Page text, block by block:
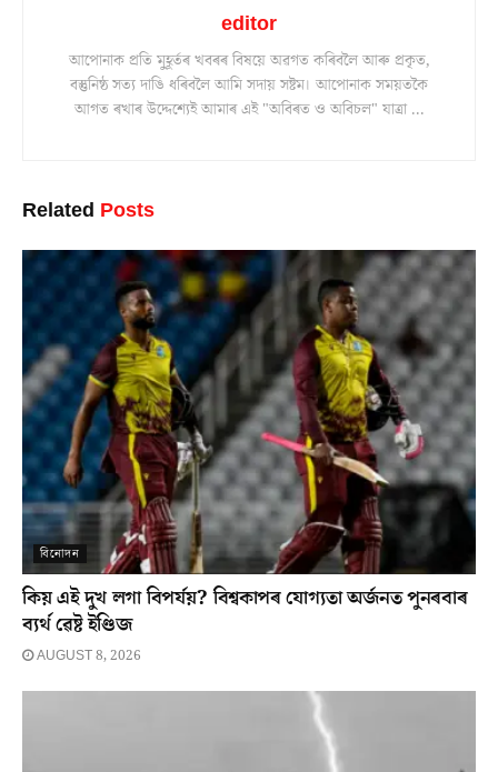
editor
আপোনাক প্ৰতি মুহূৰ্তৰ খবৰৰ বিষয়ে অৱগত কৰিবলৈ আৰু প্ৰকৃত,
বস্তুনিষ্ঠ সত্য দাঙি ধৰিবলৈ আমি সদায় সষ্টম। আপোনাক সময়তকৈ
আগত ৰখাৰ উদ্দেশ্যেই আমাৰ এই "অবিৰত ও অবিচল" যাত্ৰা ...
Related Posts
বিনোদন
কিয় এই দুখ লগা বিপৰ্যয়? বিশ্বকাপৰ যোগ্যতা অৰ্জনত পুনৰবাৰ
ব্যৰ্থ ৱেষ্ট ইণ্ডিজ
AUGUST 8, 2026